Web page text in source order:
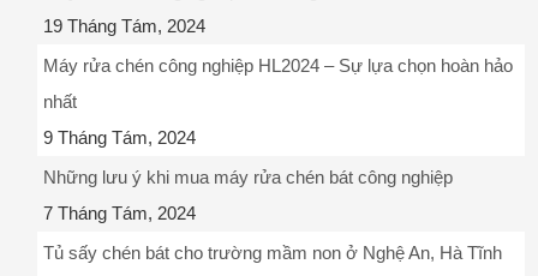
19 Tháng Tám, 2024
Máy rửa chén công nghiệp HL2024 – Sự lựa chọn hoàn hảo
nhất
9 Tháng Tám, 2024
Những lưu ý khi mua máy rửa chén bát công nghiệp
7 Tháng Tám, 2024
Tủ sấy chén bát cho trường mầm non ở Nghệ An, Hà Tĩnh